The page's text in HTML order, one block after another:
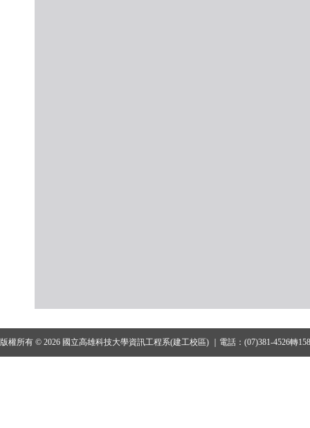
版權所有 © 2026 國立高雄科技大學資訊工程系(建工校區) ｜電話：(07)381-4526轉